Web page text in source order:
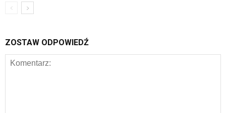
ZOSTAW ODPOWIEDŹ